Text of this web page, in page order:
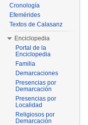
Cronología
Efemérides
Textos de Calasanz
Enciclopedia
Portal de la
Enciclopedia
Familia
Demarcaciones
Presencias por
Demarcación
Presencias por
Localidad
Religiosos por
Demarcación